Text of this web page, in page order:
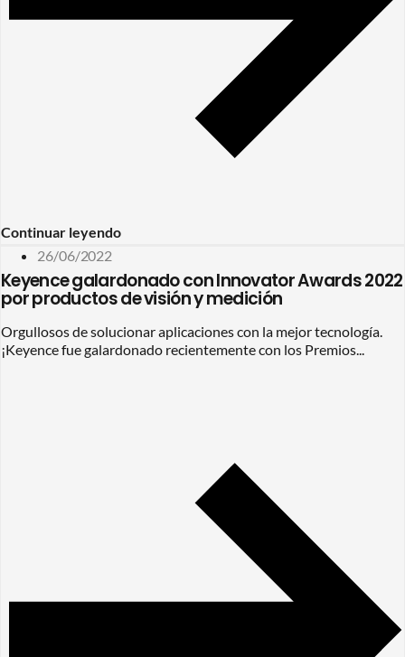
Continuar leyendo
26/06/2022
Keyence galardonado con Innovator Awards 2022
por productos de visión y medición
Orgullosos de solucionar aplicaciones con la mejor tecnología.
¡Keyence fue galardonado recientemente con los Premios...